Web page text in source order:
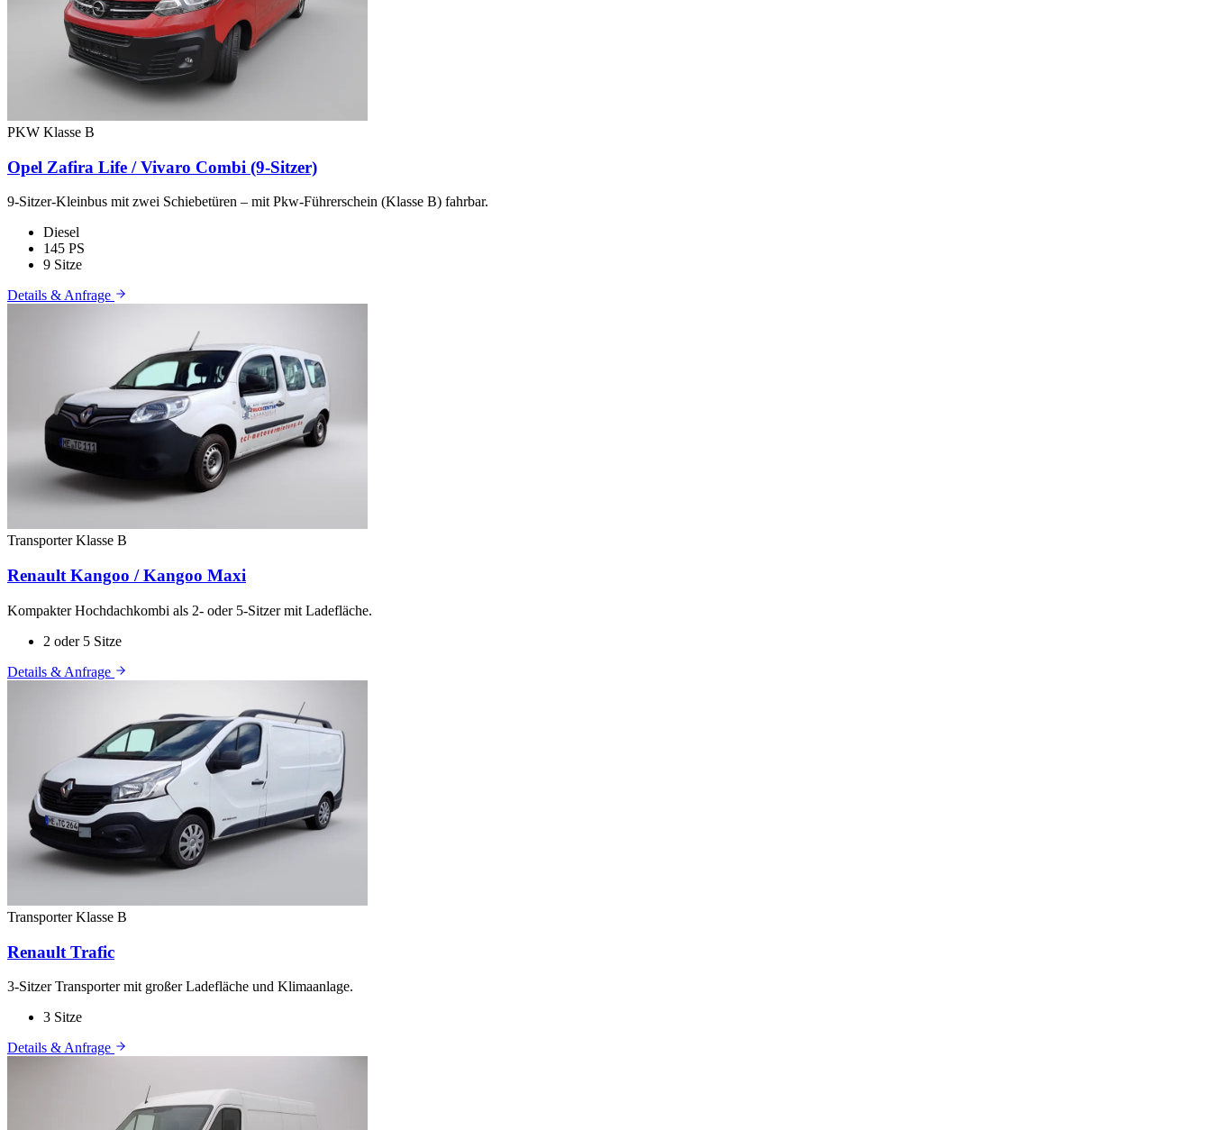
PKW Klasse B
Opel Zafira Life / Vivaro Combi (9-Sitzer)
9-Sitzer-Kleinbus mit zwei Schiebetüren – mit Pkw-Führerschein (Klasse B) fahrbar.
Diesel
145 PS
9 Sitze
Details & Anfrage
Transporter Klasse B
Renault Kangoo / Kangoo Maxi
Kompakter Hochdachkombi als 2- oder 5-Sitzer mit Ladefläche.
2 oder 5 Sitze
Details & Anfrage
Transporter Klasse B
Renault Trafic
3-Sitzer Transporter mit großer Ladefläche und Klimaanlage.
3 Sitze
Details & Anfrage